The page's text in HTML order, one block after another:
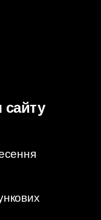
сайту